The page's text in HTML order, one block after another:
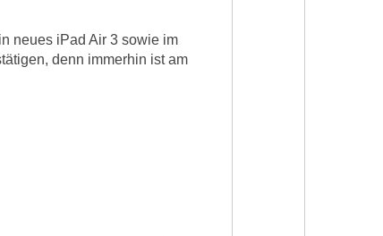
neues iPad Air 3 sowie im
denn immerhin ist am